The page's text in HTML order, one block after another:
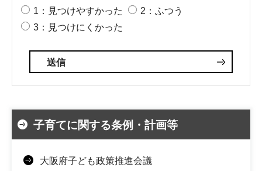
1：見つけやすかった
2：ふつう
3：見つけにくかった
子育てに関する条例・計画等
大阪府子ども政策推進会議